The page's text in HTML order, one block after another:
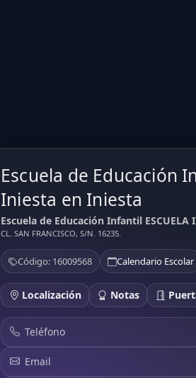
Escuela de Educación
Iniesta en Iniesta
Escuela de Educación Infantil
CL. SAN FRANCISCO, S/N. 16235.
Código: 16009568 Calendario Escolar
Localización Notas
Teléfono
Email